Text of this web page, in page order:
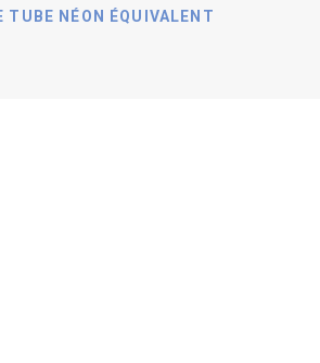
TUBE NÉON ÉQUIVALENT